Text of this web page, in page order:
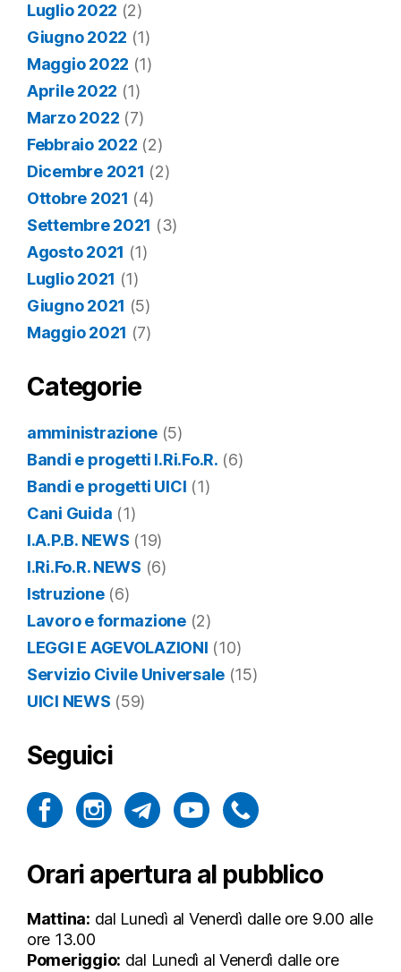
Luglio 2022 (2)
Giugno 2022 (1)
Maggio 2022 (1)
Aprile 2022 (1)
Marzo 2022 (7)
Febbraio 2022 (2)
Dicembre 2021 (2)
Ottobre 2021 (4)
Settembre 2021 (3)
Agosto 2021 (1)
Luglio 2021 (1)
Giugno 2021 (5)
Maggio 2021 (7)
Categorie
amministrazione(5)
Bandi e progetti I.Ri.Fo.R. (6)
Bandi e progetti UICI (1)
Cani Guida (1)
I.A.P.B. NEWS (19)
I.Ri.Fo.R. NEWS (6)
Istruzione(6)
Lavoro e formazione(2)
LEGGI E AGEVOLAZIONI (10)
Servizio Civile Universale(15)
UICI NEWS (59)
Seguici
Orari apertura al pubblico
Mattina: dal Lunedì al Venerdì dalle ore 9.00 alle
ore 13.00
Pomeriggio: dal Lunedì al Venerdì dalle ore